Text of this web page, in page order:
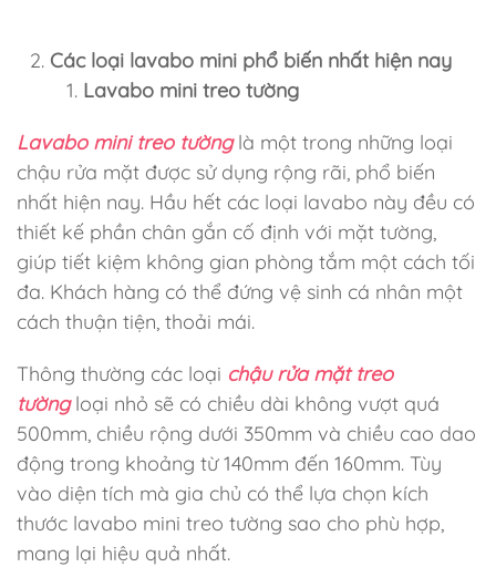
Các loại lavabo mini phổ biến nhất hiện nay
Lavabo mini treo tường
Lavabo mini treo tườnglà một trong những loại
chậu rửa mặt được sử dụng rộng rãi, phổ biến
nhất hiện nay. Hầu hết các loại lavabo này đều có
thiết kế phần chân gắn cố định với mặt tường,
giúp tiết kiệm không gian phòng tắm một cách tối
đa. Khách hàng có thể đứng vệ sinh cá nhân một
cách thuận tiện, thoải mái.
Thông thường các loại chậu rửa mặt treo
tườngloại nhỏ sẽ có chiều dài không vượt quá
500mm, chiều rộng dưới 350mm và chiều cao dao
động trong khoảng từ 140mm đến 160mm. Tùy
vào diện tích mà gia chủ có thể lựa chọn kích
thước lavabo mini treo tường sao cho phù hợp,
mang lại hiệu quả nhất.